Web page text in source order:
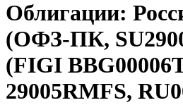
Облигации:
(ОФЗ-ПК,
(FIGI
29005RMFS,